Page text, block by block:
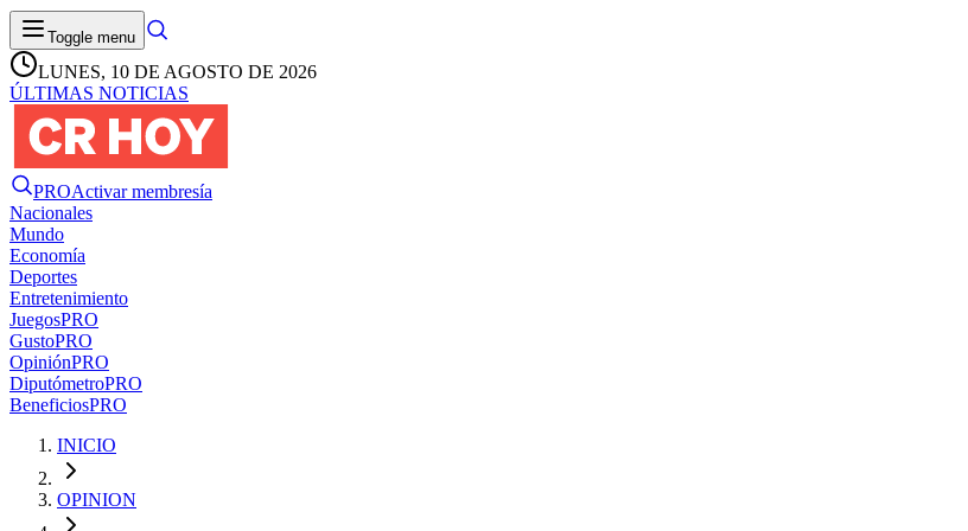
Toggle menu
LUNES, 10 DE AGOSTO DE 2026
ÚLTIMAS NOTICIAS
PROActivar membresía
Nacionales
Mundo
Economía
Deportes
Entretenimiento
JuegosPRO
GustoPRO
OpiniónPRO
DiputómetroPRO
BeneficiosPRO
INICIO
OPINION